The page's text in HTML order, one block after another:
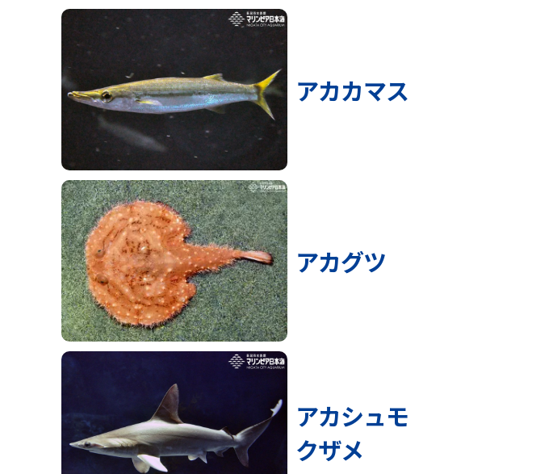
アカカマス
アカグツ
アカシュモ
クザメ